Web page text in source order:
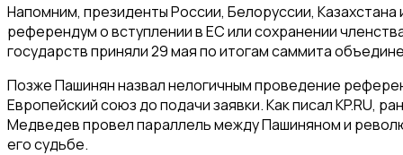
Напомним, президенты России, Белоруссии,
референдум о вступлении в ЕС или сохранении
государств приняли 29 мая по итогам саммита
Позже Пашинян назвал нелогичным проведение
Европейский союз до подачи заявки. Как писал KP.RU,
Медведев провел параллель между Пашиняном и
его судьбе.